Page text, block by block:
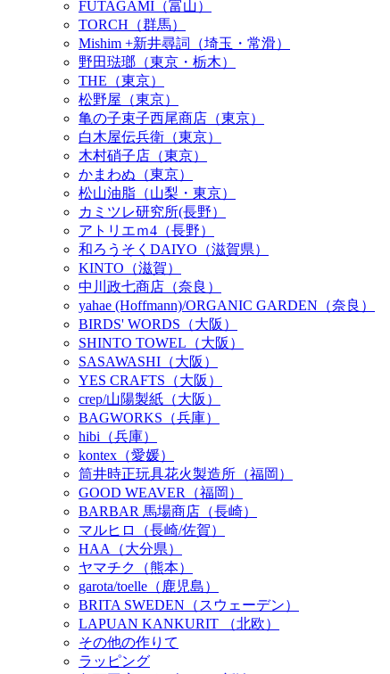
FUTAGAMI（富山）
TORCH（群馬）
Mishim +新井尋詞（埼玉・常滑）
野田琺瑯（東京・栃木）
THE（東京）
松野屋（東京）
亀の子束子西尾商店（東京）
白木屋伝兵衛（東京）
木村硝子店（東京）
かまわぬ（東京）
松山油脂（山梨・東京）
カミツレ研究所(長野）
アトリエｍ4（長野）
和ろうそくDAIYO（滋賀県）
KINTO（滋賀）
中川政七商店（奈良）
yahae (Hoffmann)/ORGANIC GARDEN（奈良）
BIRDS' WORDS（大阪）
SHINTO TOWEL（大阪）
SASAWASHI（大阪）
YES CRAFTS（大阪）
crep/山陽製紙（大阪）
BAGWORKS（兵庫）
hibi（兵庫）
kontex（愛媛）
筒井時正玩具花火製造所（福岡）
GOOD WEAVER（福岡）
BARBAR 馬場商店（長崎）
マルヒロ（長崎/佐賀）
HAA（大分県）
ヤマチク（熊本）
garota/toelle（鹿児島）
BRITA SWEDEN（スウェーデン）
LAPUAN KANKURIT （北欧）
その他の作りて
ラッピング